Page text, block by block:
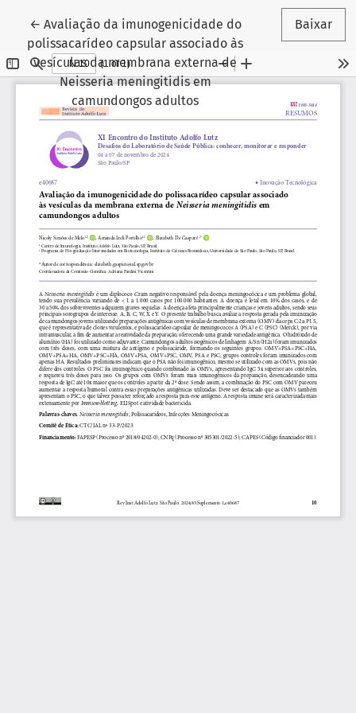
← Voltar aos Detalhes do Artigo
Avaliação da imunogenicidade do
polissacarídeo capsular associado às
vesículas da membrana externa de
Neisseria meningitidis em
camundongos adultos
Baixar